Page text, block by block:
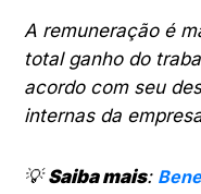
A remuneração é
total ganho do
acordo com seu
internas da
💡Saiba mais: